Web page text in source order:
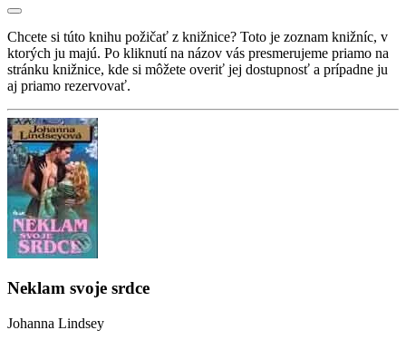
Chcete si túto knihu požičať z knižnice? Toto je zoznam knižníc, v
ktorých ju majú. Po kliknutí na názov vás presmerujeme priamo na
stránku knižnice, kde si môžete overiť jej dostupnosť a prípadne ju
aj priamo rezervovať.
Neklam svoje srdce
Johanna Lindsey